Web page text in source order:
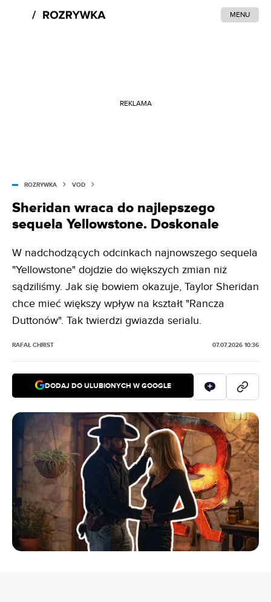
MENU
REKLAMA
ROZRYWKA VOD
Sheridan wraca do najlepszego
sequela Yellowstone. Doskonale
W nadchodzących odcinkach najnowszego sequela
"Yellowstone" dojdzie do większych zmian niż
sądziliśmy. Jak się bowiem okazuje, Taylor Sheridan
chce mieć większy wpływ na kształt "Rancza
Duttonów". Tak twierdzi gwiazda serialu.
RAFAŁ CHRIST 07.07.2026 10:36
DODAJ DO ULUBIONYCH W GOOGLE